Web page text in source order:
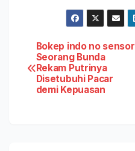
Post
navigation
Bokep indo no sensor
Seorang Bunda
Rekam Putrinya
Disetubuhi Pacar
demi Kepuasan